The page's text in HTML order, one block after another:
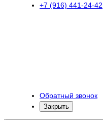
+7 (916) 441-24-42
Обратный звонок
Закрыть